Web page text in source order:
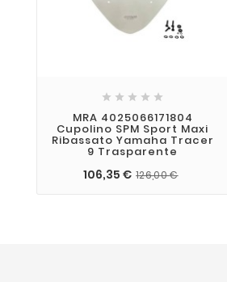
    
MRA 4025066171804
Cupolino SPM Sport Maxi
Ribassato Yamaha Tracer
9 Trasparente
106,35 € 126,00 €